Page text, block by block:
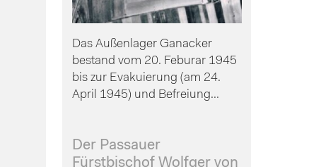
Das Außenlager Ganacker
bestand vom 20. Feburar 1945
bis zur Evakuierung (am 24.
April 1945) und Befreiung...
Der Passauer
Fürstbischof Wolfger von